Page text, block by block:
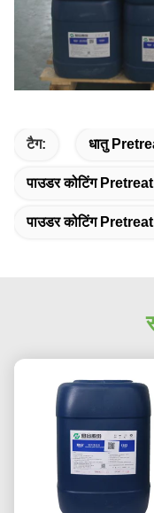
टैग: धातु
पाउडर कोटिंग
पाउडर कोटिंग